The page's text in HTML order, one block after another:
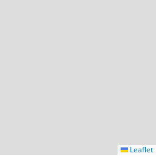
Leaflet